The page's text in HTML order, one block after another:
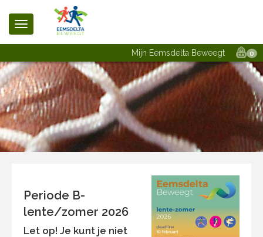
Mijn Eemsdelta Beweegt 0
Periode B-
lente/zomer 2026
Let op! Je kunt je niet